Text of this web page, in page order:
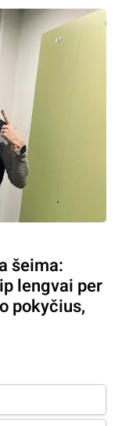
šeima:
lengvai per
pokyčius,